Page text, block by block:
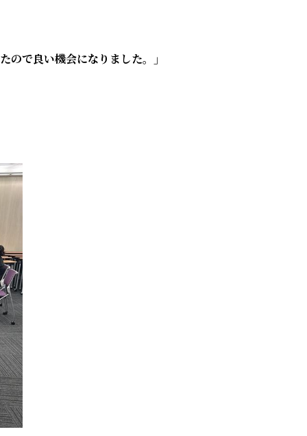
ので良い機会になりました。」